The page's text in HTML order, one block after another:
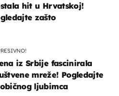
hit u Hrvatskoj!
zašto
iz Srbije fascinirala
mreže! Pogledajte
ljubimca